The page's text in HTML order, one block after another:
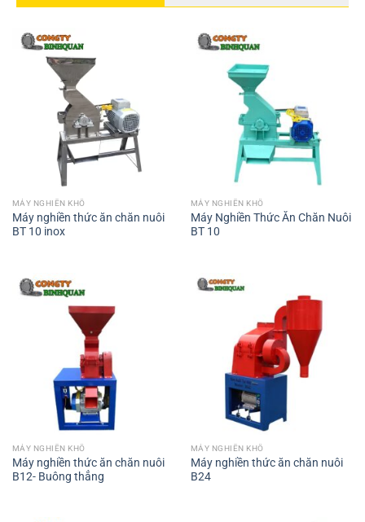
MÁY NGHIỀN KHÔ
Máy nghiền thức ăn chăn nuôi
BT 10 inox
MÁY NGHIỀN KHÔ
Máy Nghiền Thức Ăn Chăn Nuôi
BT 10
MÁY NGHIỀN KHÔ
Máy nghiền thức ăn chăn nuôi
B12- Buông thẳng
MÁY NGHIỀN KHÔ
Máy nghiền thức ăn chăn nuôi
B24